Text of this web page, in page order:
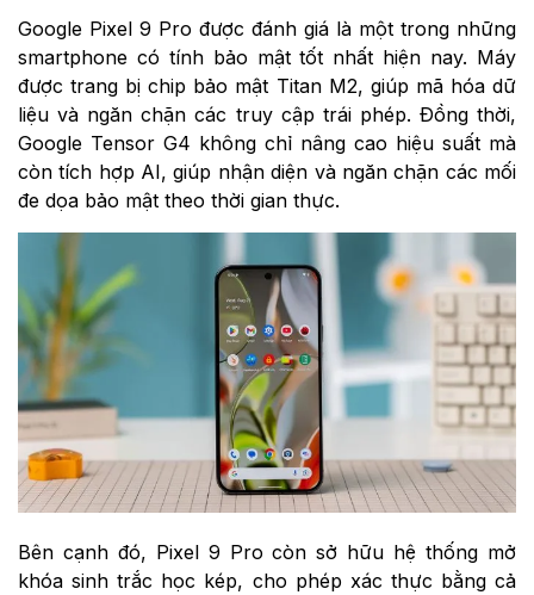
Google Pixel 9 Pro được đánh giá là một trong những
smartphone có tính bảo mật tốt nhất hiện nay. Máy
được trang bị chip bảo mật Titan M2, giúp mã hóa dữ
liệu và ngăn chặn các truy cập trái phép. Đồng thời,
Google Tensor G4 không chỉ nâng cao hiệu suất mà
còn tích hợp AI, giúp nhận diện và ngăn chặn các mối
đe dọa bảo mật theo thời gian thực.
Bên cạnh đó, Pixel 9 Pro còn sở hữu hệ thống mở
khóa sinh trắc học kép, cho phép xác thực bằng cả